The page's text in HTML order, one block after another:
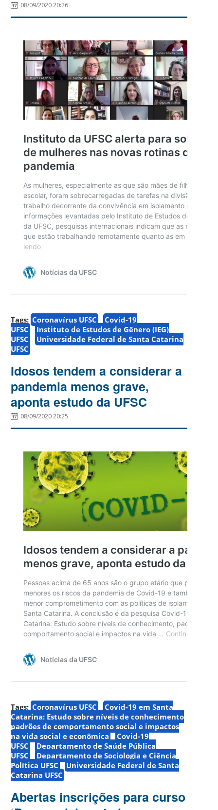
08/09/2020 20:26
Tags: Coronavírus UFSC
Covid-19
UFSC
Instituto de Estudos de Gênero (IEG)
UFSC
Universidade Federal de Santa Catarina
UFSC
Idosos tendem a considerar a
pandemia menos grave,
aponta estudo da UFSC
08/09/2020 20:25
Tags: Coronavírus UFSC
Covid-19 em Santa
Catarina: Estudo sobre níveis de conhecimento
padrões de comportamento social e impactos
na vida social e econômica
Covid-19
UFSC
Departamento de Saúde Pública
UFSC
Departamento de Sociologia e Ciência
Política UFSC
Universidade Federal de Santa
Catarina UFSC
Abertas inscrições para curso